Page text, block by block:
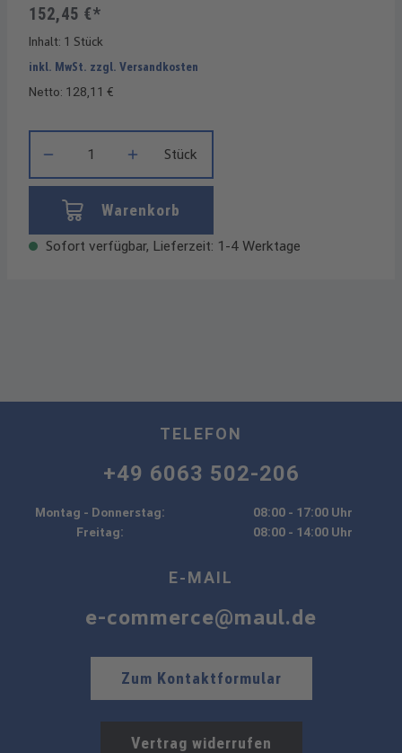
152,45 €*
Inhalt: 1 Stück
inkl. MwSt. zzgl. Versandkosten
Netto: 128,11 €
Stück
Warenkorb
Sofort verfügbar, Lieferzeit: 1-4 Werktage
TELEFON
+49 6063 502-206
Montag - Donnerstag:
08:00 - 17:00 Uhr
Freitag:
08:00 - 14:00 Uhr
E-MAIL
e-commerce@maul.de
Zum Kontaktformular
Vertrag widerrufen